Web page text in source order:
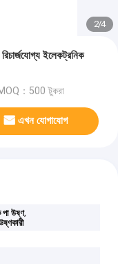
2/4
ইলেকট্রনিক
：500 টুকরা
এখন যোগাযোগ
পা উষ্ণ,